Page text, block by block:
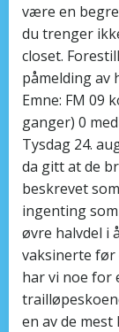
være en
du trenger
closet.
påmelding av
Emne: FM 09
ganger) 0
Tysdag 24.
da gitt at de
beskrevet
ingenting
øvre halvdel i
vaksinerte før
har vi noe for
en av de